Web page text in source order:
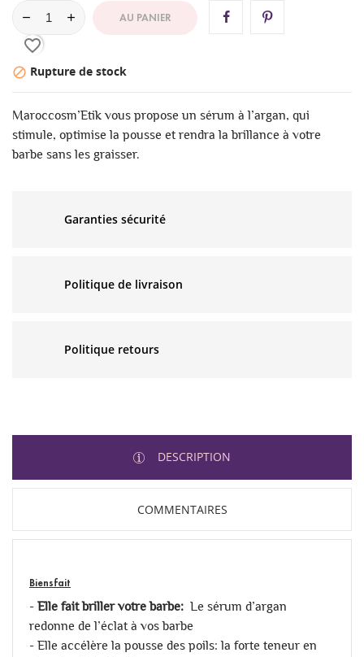
AU PANIER
favorite_border
 Rupture de stock
Maroccosm’Etik vous propose un sérum à l’argan, qui
stimule, optimise la pousse et rendra la brillance à votre
barbe sans les graisser.
Garanties sécurité
Politique de livraison
Politique retours
DESCRIPTION
COMMENTAIRES
Biensfait
- Elle fait briller votre barbe: Le sérum d’argan
redonne de l’éclat à vos barbe
- Elle accélère la pousse des poils: la forte teneur en